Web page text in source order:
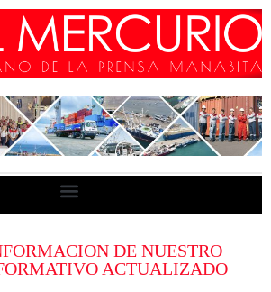
DE NUESTRO
ACTUALIZADO